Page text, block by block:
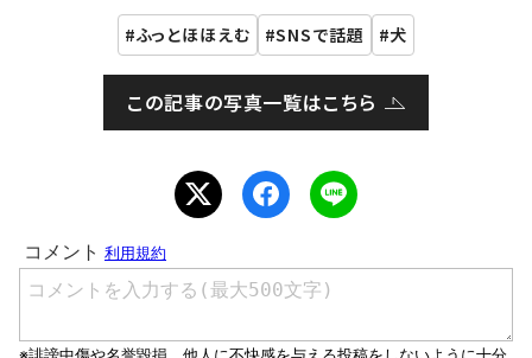
ふっとほほえむ SNSで話題 犬
この記事の写真一覧はこちら